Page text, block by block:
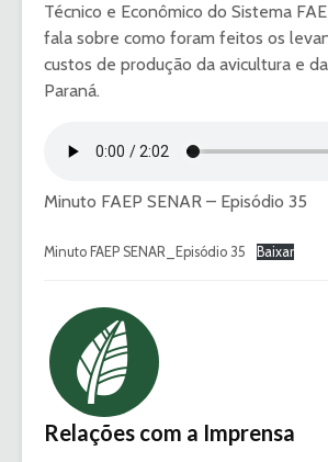
Técnico e Econômico do Sistema
fala sobre como foram feitos os
custos de produção da avicultura e
Paraná.
Minuto FAEP SENAR – Episódio 35
Minuto FAEP SENAR_Episódio 35 Baixar
Relações com a Imprensa